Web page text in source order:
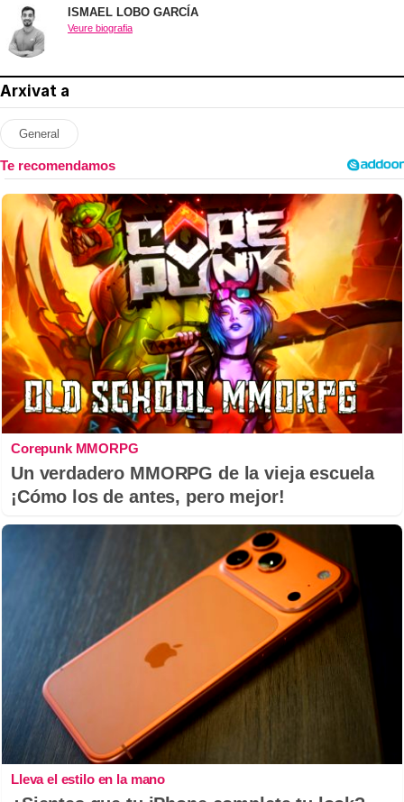
ISMAEL LOBO GARCÍA
Veure biografia
Arxivat a
General
Corepunk MMORPG
Un verdadero MMORPG de la vieja escuela
¡Cómo los de antes, pero mejor!
Lleva el estilo en la mano